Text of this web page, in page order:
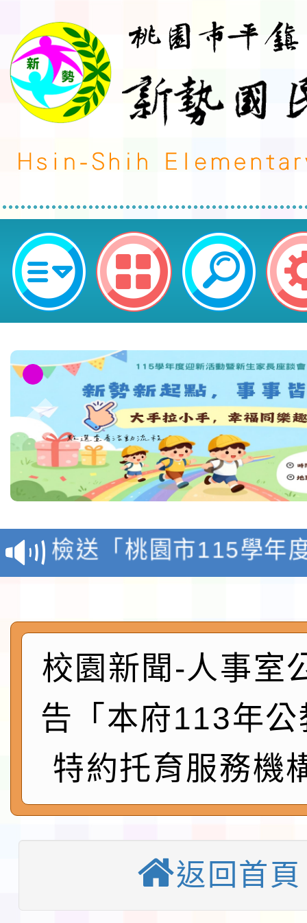
公告「本府113年公教員工特約托
及優惠措施一覽表」。-桃園市平
本校115學年度第1學
第3次招考代課鐘點教
告(不再辦理後續甄選)
檢送「桃園市115學年
賽實施要點」1份
本市「115學年度學生
程安排一案
「桃園市補助參觀特色
展演活動實施計畫」
請一案
社團法人中華民國畫廊
026 ART TAIPEI臺北
會」之「藝術教育日」
本校115學年度第1學
告(採1次公告分次招考)
115 年度兒童課後照
0 小時業訓練課程
轉知本市體育總會划船
錦標賽」海洋艇及
計畫」公費接種對象擴
115學年度迎新活動暨
會活動流程表
本校115學年度第1學
校園新聞-人事室
告「本府113年
特約托育服務機
返回首頁